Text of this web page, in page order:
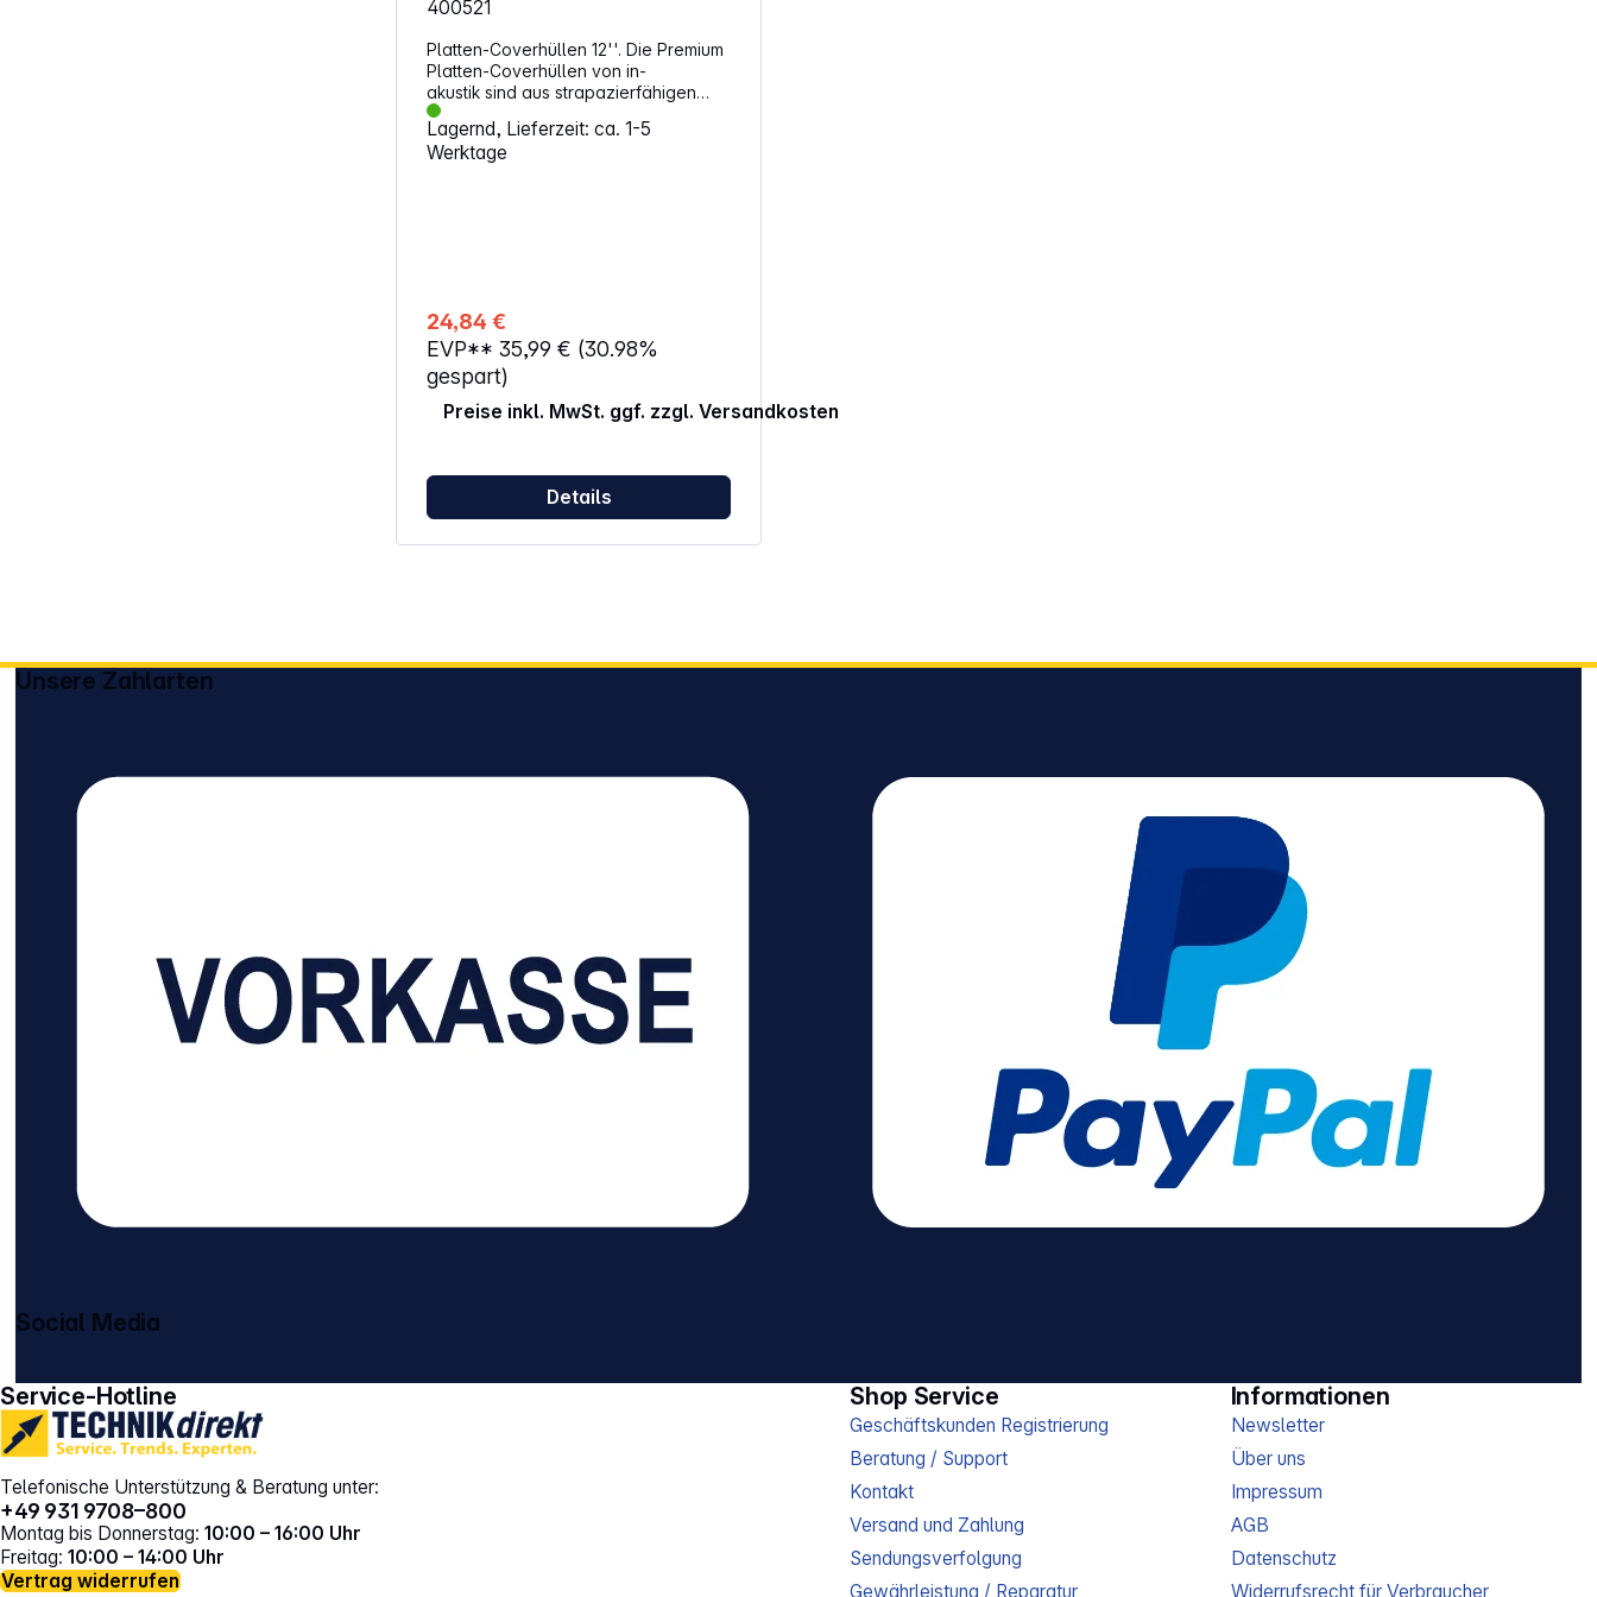
400521
Platten-Coverhüllen 12''. Die Premium
Platten-Coverhüllen von in-
akustik sind aus strapazierfähigen
Polypropylen gefertigt und schützen
das Original-Plattencover vor
Schmutz und Kratzern. 12" LP Cover
Lagernd, Lieferzeit: ca. 1-5
Werktage
24,84 €
EVP** 35,99 € (30.98%
gespart)
Preise inkl. MwSt. ggf. zzgl. Versandkosten
Details
Service-Hotline
Telefonische Unterstützung & Beratung unter:
+49 931 9708–800
Montag bis Donnerstag: 10:00 – 16:00 Uhr
Freitag: 10:00 – 14:00 Uhr
Vertrag widerrufen
Shop Service
Geschäftskunden Registrierung
Beratung / Support
Kontakt
Versand und Zahlung
Sendungsverfolgung
Gewährleistung / Reparatur
Informationen
Newsletter
Über uns
Impressum
AGB
Datenschutz
Widerrufsrecht für Verbraucher
Unsere Zahlarten
Social Media